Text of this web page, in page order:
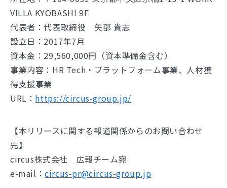
VILLA KYOBASHI 9F
代表者：代表取締役 矢部 貴志
設立日：2017年7月
資本金：29,560,000円（資本準備金含む）
事業内容：HR Tech・プラットフォーム事業、人材獲
得支援事業
URL： https://circus-group.jp/
【本リリースに関する報道関係からのお問い合わせ
先】
circus株式会社 広報チーム宛
e-mail：circus-pr@circus-group.jp